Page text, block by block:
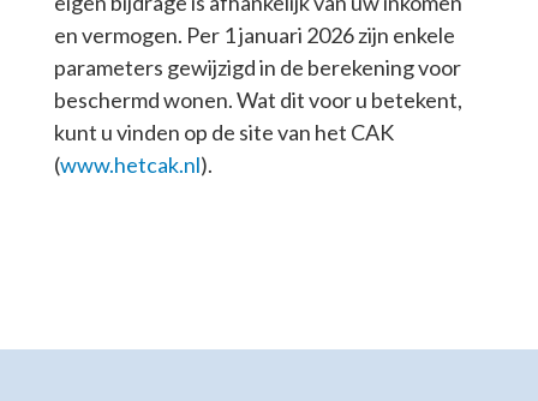
en vermogen. Per 1 januari 2026 zijn enkele
parameters gewijzigd in de berekening voor
beschermd wonen. Wat dit voor u betekent,
kunt u vinden op de site van het CAK
(www.hetcak.nl).